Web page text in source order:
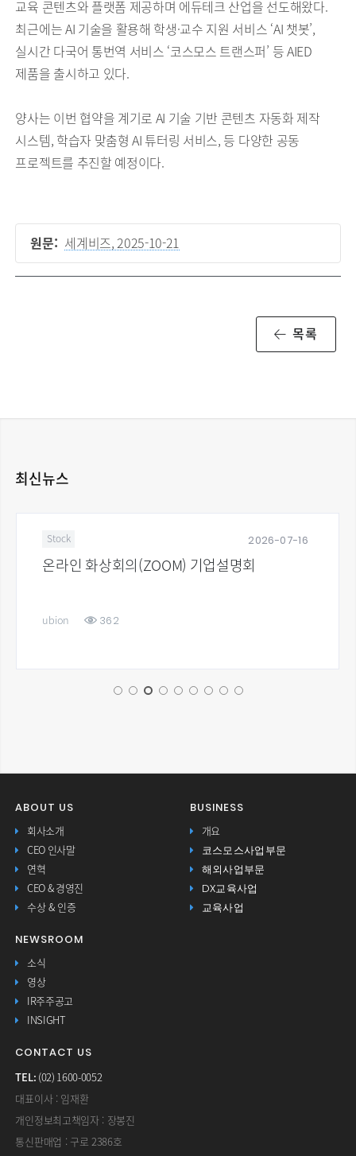
교육 콘텐츠와 플랫폼 제공하며 에듀테크 산업을 선도해왔다.
최근에는 AI 기술을 활용해 학생·교수 지원 서비스 ‘AI 챗봇’,
실시간 다국어 통번역 서비스 ‘코스모스 트랜스퍼’ 등 AIED
제품을 출시하고 있다.
양사는 이번 협약을 계기로 AI 기술 기반 콘텐츠 자동화 제작
시스템, 학습자 맞춤형 AI 튜터링 서비스, 등 다양한 공동
프로젝트를 추진할 예정이다.
원문: 세계비즈, 2025-10-21
목록
최신뉴스
2026-07-16
Stock
온라인 화상회의(ZOOM) 기업설명회
ubion 362
ABOUT US
회사소개
CEO 인사말
연혁
CEO & 경영진
수상 & 인증
BUSINESS
개요
코스모스사업부문
해외사업부문
DX교육사업
교육사업
NEWSROOM
소식
영상
IR주주공고
INSIGHT
CONTACT US
TEL: (02) 1600-0052
대표이사 : 임재환
개인정보최고책임자 : 장봉진
통신판매업 : 구로 2386호